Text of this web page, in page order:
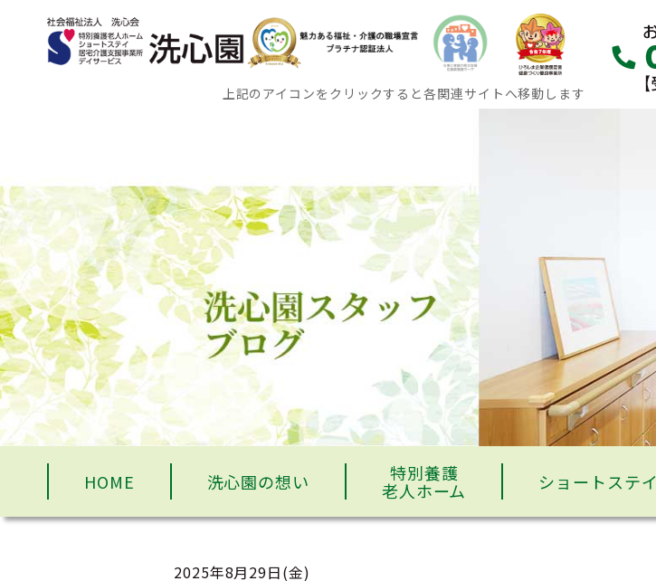
上記のアイコンをクリックすると各関連サイトへ移動します
HOME 洗心園の想い 特別養護
老人ホーム ショートステイ
2025年8月29日(金)